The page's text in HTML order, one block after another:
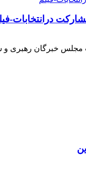
درانتخابات-
مجلس خبرگان